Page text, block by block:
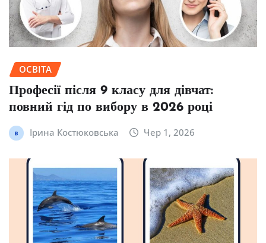
ОСВІТА
Професії після 9 класу для дівчат:
повний гід по вибору в 2026 році
Ірина Костюковська Чер 1, 2026